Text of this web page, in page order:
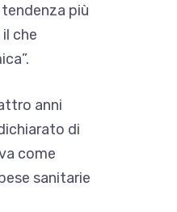
più
che
anni
di
come
sanitarie